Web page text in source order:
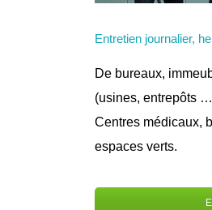
Entretien journalier,
De bureaux,
(usines, entrepôts
Centres médicaux,
espaces verts.